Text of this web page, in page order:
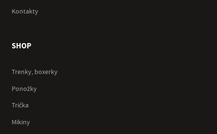
Kontakty
SHOP
Trenky, boxerky
Ponožky
Trička
Mikiny